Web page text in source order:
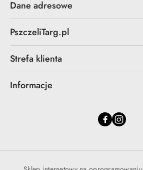
Dane adresowe
PszczeliTarg.pl
Strefa klienta
Informacje